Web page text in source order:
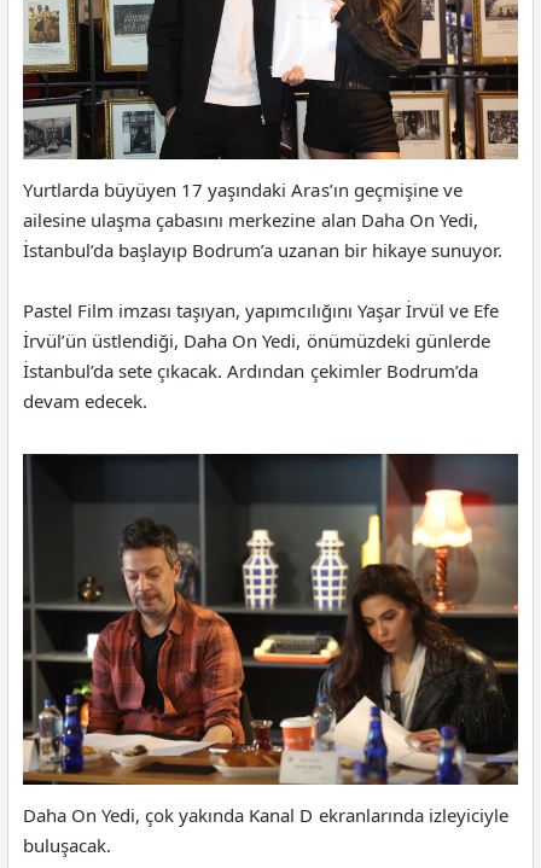
Yurtlarda büyüyen 17 yaşındaki Aras’ın geçmişine ve
ailesine ulaşma çabasını merkezine alan Daha On Yedi,
İstanbul’da başlayıp Bodrum’a uzanan bir hikaye sunuyor.
Pastel Film imzası taşıyan, yapımcılığını Yaşar İrvül ve Efe
İrvül’ün üstlendiği, Daha On Yedi, önümüzdeki günlerde
İstanbul’da sete çıkacak. Ardından çekimler Bodrum’da
devam edecek.
Daha On Yedi, çok yakında Kanal D ekranlarında izleyiciyle
buluşacak.